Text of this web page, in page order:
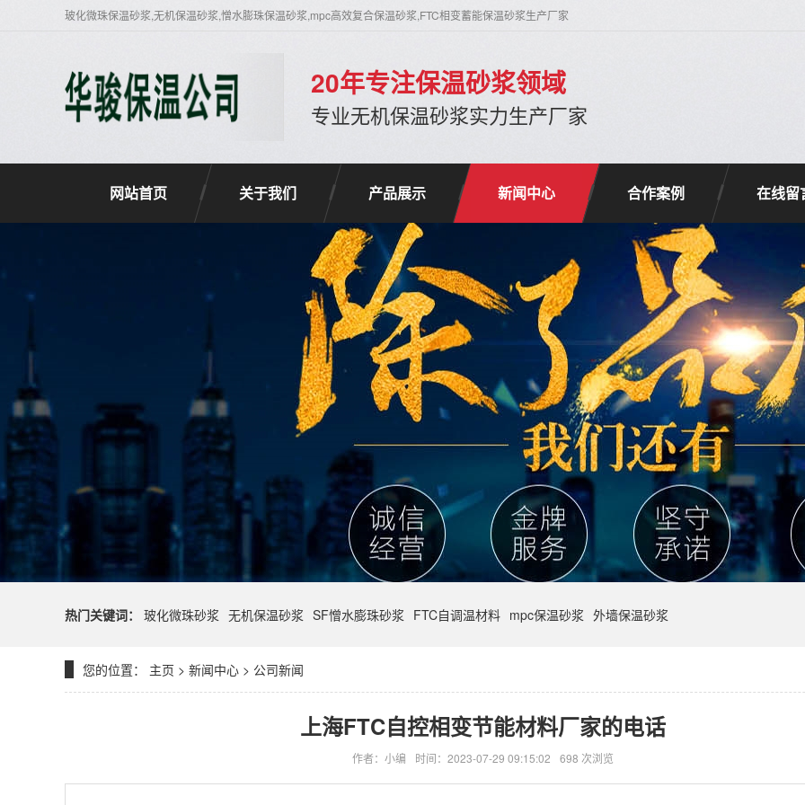
玻化微珠保温砂浆,无机保温砂浆,憎水膨珠保温砂浆,mpc高效复合保温砂浆,FTC相变蓄能保温砂浆生产厂家
20年专注保温砂浆领域
专业无机保温砂浆实力生产厂家
网站首页 关于我们 产品展示 新闻中心 合作案例 在线留
热门关键词： 玻化微珠砂浆 无机保温砂浆 SF憎水膨珠砂浆 FTC自调温材料 mpc保温砂浆 外墙保温砂浆
您的位置： 主页 > 新闻中心 > 公司新闻
上海FTC自控相变节能材料厂家的电话
作者：小编 时间：2023-07-29 09:15:02 698 次浏览